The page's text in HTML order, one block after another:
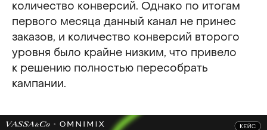
количество конверсий. Однако по итогам
первого месяца данный канал не принес
заказов, и количество конверсий второго
уровня было крайне низким, что привело
к решению полностью пересобрать
кампании.